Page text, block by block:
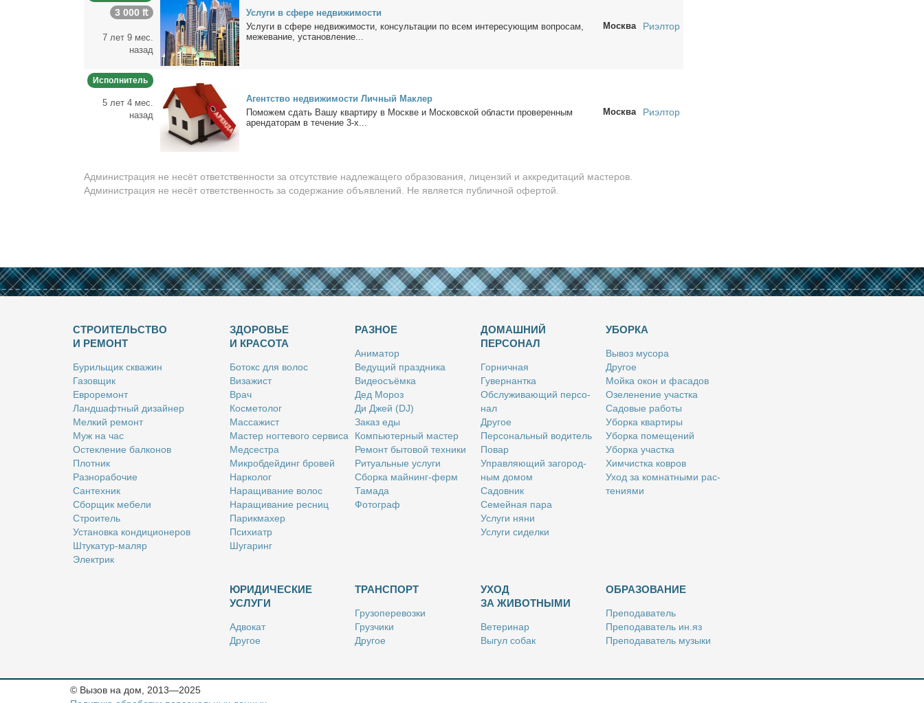
3 000 ₶
7 лет 9 мес.
назад
Услу­ги в сфе­ре недви­жи­мо­сти
Услу­ги в сфе­ре недви­жи­мо­сти, кон­суль­та­ции по всем ин­те­ре­су­ю­щим во­про­сам,
ме­же­ва­ние, уста­нов­ле­ние...
Москва Риэлтор
Исполнитель
5 лет 4 мес.
назад
Агент­ство недви­жи­мо­сти Лич­ный Ма­клер
По­мо­жем сдать Ва­шу квар­ти­ру в Москве и Мос­ков­ской об­ла­сти про­ве­рен­ным
арен­да­то­рам в те­че­ние 3-х...
Москва Риэлтор
Администрация не несёт ответственности за отсутствие надлежащего образования, лицензий и аккредитаций мастеров.
Администрация не несёт ответственность за содержание объявлений. Не является публичной офертой.
СТРОИТЕЛЬСТВО
И РЕМОНТ
Бу­риль­щик сква­жин
Га­зов­щик
Ев­ро­ре­монт
Ланд­шафт­ный ди­зай­нер
Мел­кий ре­монт
Муж на час
Остек­ле­ние бал­ко­нов
Плот­ник
Раз­но­ра­бо­чие
Сан­тех­ник
Сбор­щик ме­бе­ли
Стро­и­тель
Уста­нов­ка кон­ди­ци­о­не­ров
Шту­ка­тур-ма­ляр
Элек­трик
ЗДОРОВЬЕ
И КРАСОТА
Бо­токс для во­лос
Ви­за­жист
Врач
Кос­ме­то­лог
Мас­са­жист
Ма­стер ног­те­во­го сер­ви­са
Мед­сест­ра
Мик­роб­дей­динг бро­вей
Нар­ко­лог
На­ра­щи­ва­ние во­лос
На­ра­щи­ва­ние рес­ниц
Па­рик­махер
Пси­хи­атр
Шу­га­ринг
РАЗНОЕ
Ани­ма­тор
Ве­ду­щий празд­ни­ка
Ви­део­съём­ка
Дед Мо­роз
Ди Джей (DJ)
За­каз еды
Ком­пью­тер­ный ма­стер
Ре­монт бы­то­вой тех­ни­ки
Ри­ту­аль­ные услу­ги
Сбор­ка май­нинг-ферм
Та­ма­да
Фо­то­граф
ДОМАШНИЙ
ПЕРСОНАЛ
Гор­нич­ная
Гу­вер­нант­ка
Об­слу­жи­ва­ю­щий пер­со­
нал
Дру­гое
Пер­со­наль­ный во­ди­тель
По­вар
Управ­ля­ю­щий за­го­род­
ным до­мом
Са­дов­ник
Се­мей­ная па­ра
Услу­ги ня­ни
Услу­ги си­дел­ки
УБОРКА
Вы­воз му­со­ра
Дру­гое
Мой­ка окон и фа­са­дов
Озе­ле­не­ние участ­ка
Са­до­вые ра­бо­ты
Убор­ка квар­ти­ры
Убор­ка по­ме­ще­ний
Убор­ка участ­ка
Хим­чист­ка ков­ров
Уход за ком­нат­ны­ми рас­
те­ни­я­ми
ЮРИДИЧЕСКИЕ
УСЛУГИ
Адво­кат
Дру­гое
Ри­эл­тор
ТРАНСПОРТ
Гру­зо­пе­ре­воз­ки
Груз­чи­ки
Дру­гое
Так­си
УХОД
ЗА ЖИВОТНЫМИ
Ве­те­ри­нар
Вы­гул со­бак
Стриж­ка жи­вот­ных
ОБРАЗОВАНИЕ
Пре­по­да­ва­тель
Пре­по­да­ва­тель ин.яз
Пре­по­да­ва­тель му­зы­ки
© Вызов на дом, 2013—2025